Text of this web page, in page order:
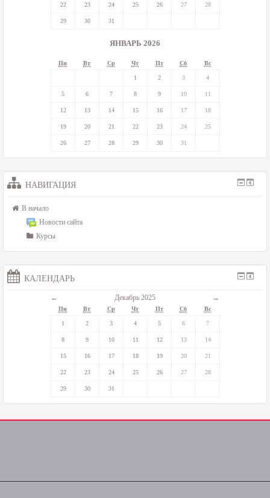
22 23 24 25 26 27 28
29 30 31
ЯНВАРЬ 2026
Пн Вт Ср Чт Пт Сб Вс
1 2 3 4
5 6 7 8 9 10 11
12 13 14 15 16 17 18
19 20 21 22 23 24 25
26 27 28 29 30 31
НАВИГАЦИЯ
В начало
Новости сайта
Курсы
КАЛЕНДАРЬ
← Декабрь 2025 →
Пн Вт Ср Чт Пт Сб Вс
1 2 3 4 5 6 7
8 9 10 11 12 13 14
15 16 17 18 19 20 21
22 23 24 25 26 27 28
29 30 31